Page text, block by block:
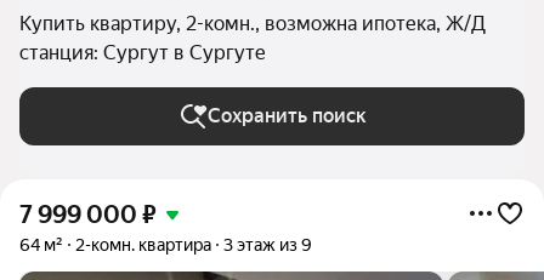
Купить квартиру, 2-комн., возможна ипотека, Ж/Д
станция: Сургут в Сургуте
Сохранить поиск
7 999 000 ₽
64 м² 2-комн. квартира 3 этаж из 9